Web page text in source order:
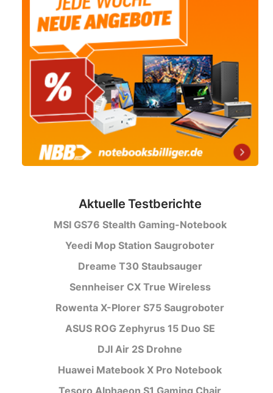
Aktuelle Testberichte
MSI GS76 Stealth Gaming-Notebook
Yeedi Mop Station Saugroboter
Dreame T30 Staubsauger
Sennheiser CX True Wireless
Rowenta X-Plorer S75 Saugroboter
ASUS ROG Zephyrus 15 Duo SE
DJI Air 2S Drohne
Huawei Matebook X Pro Notebook
Tesoro Alphaeon S1 Gaming Chair